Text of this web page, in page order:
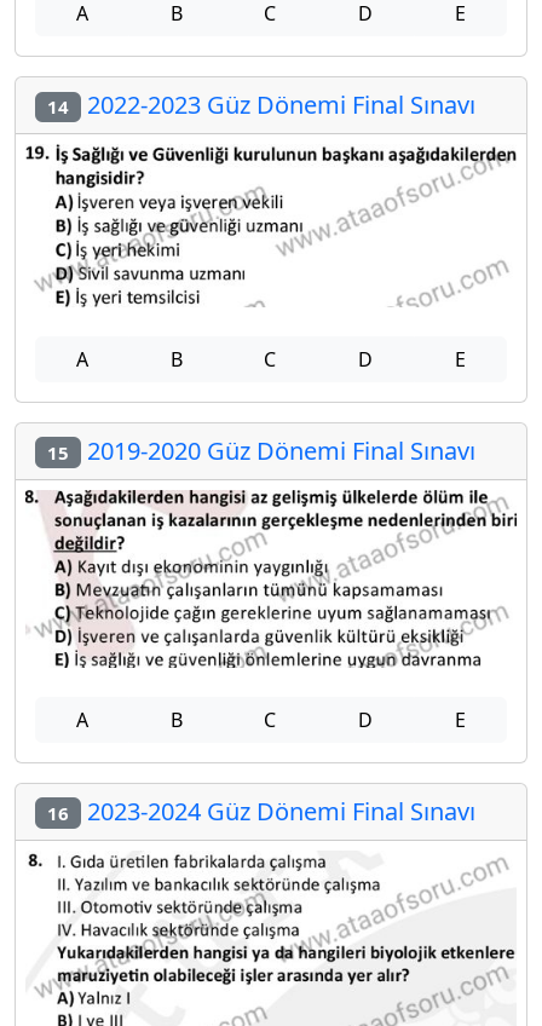
A B C D E
14 2022-2023 Güz Dönemi Final Sınavı
A B C D E
15 2019-2020 Güz Dönemi Final Sınavı
A B C D E
16 2023-2024 Güz Dönemi Final Sınavı